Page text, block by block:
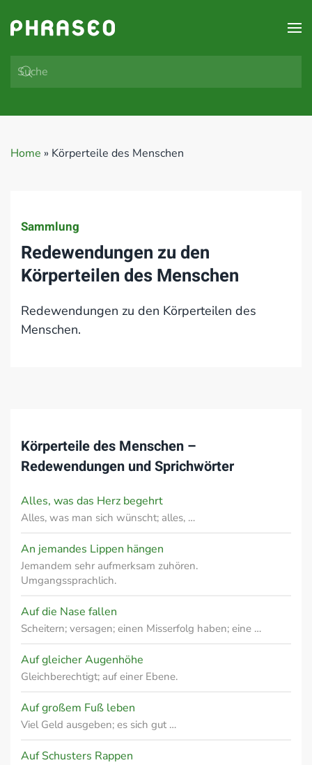
Zum Hauptinhalt springen
Home » Körperteile des Menschen
Sammlung
Redewendungen zu den
Körperteilen des Menschen
Redewendungen zu den Körperteilen des
Menschen.
Körperteile des Menschen –
Redewendungen und Sprichwörter
Alles, was das Herz begehrt
Alles, was man sich wünscht; alles, …
An jemandes Lippen hängen
Jemandem sehr aufmerksam zuhören.
Umgangssprachlich.
Auf die Nase fallen
Scheitern; versagen; einen Misserfolg haben; eine …
Auf gleicher Augenhöhe
Gleichberechtigt; auf einer Ebene.
Auf großem Fuß leben
Viel Geld ausgeben; es sich gut …
Auf Schusters Rappen